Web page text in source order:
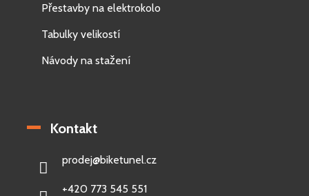
Přestavby na elektrokolo
Tabulky velikostí
Návody na stažení
Kontakt
prodej@biketunel.cz
+420 773 545 551